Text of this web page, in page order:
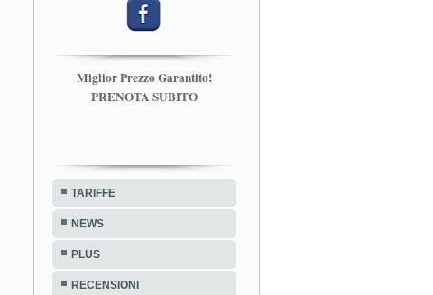
Miglior Prezzo Garantito!
PRENOTA SUBITO
TARIFFE
NEWS
PLUS
RECENSIONI